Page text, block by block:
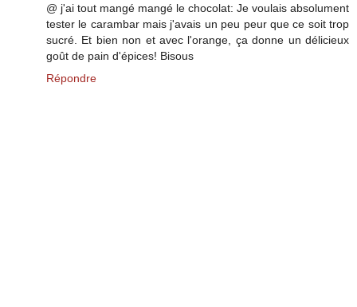
@ j'ai tout mangé mangé le chocolat: Je voulais absolument
tester le carambar mais j'avais un peu peur que ce soit trop
sucré. Et bien non et avec l'orange, ça donne un délicieux
goût de pain d'épices! Bisous
Répondre